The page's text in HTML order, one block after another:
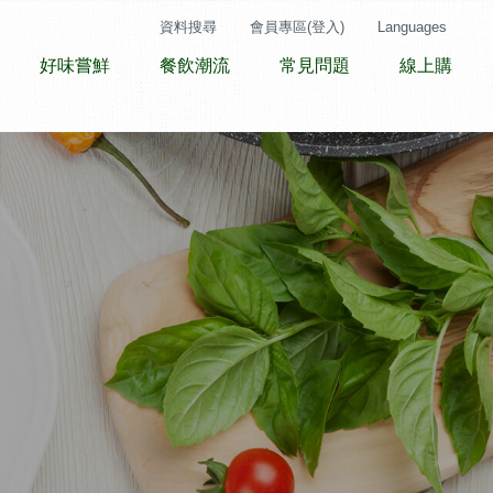
好味嘗鮮 餐飲潮流 常見問題 線上購
資料搜尋 會員專區(登入) Languages